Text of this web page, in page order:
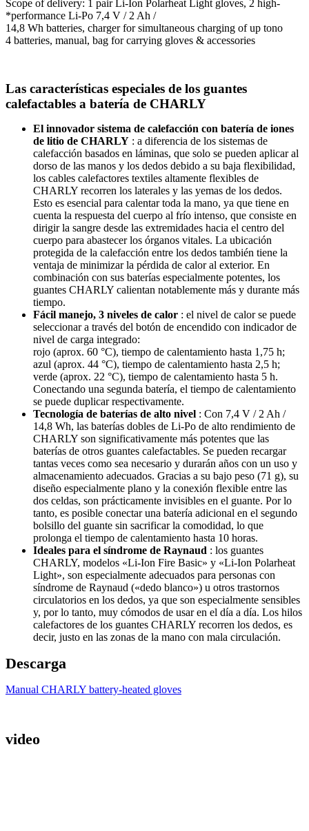
Scope of delivery: 1 pair Li-Ion Polarheat Light gloves, 2 high-
*performance Li-Po 7,4 V / 2 Ah /
14,8 Wh batteries, charger for simultaneous charging of up tono
4 batteries, manual, bag for carrying gloves & accessories
Las características especiales de los guantes
calefactables a batería de CHARLY
El innovador sistema de calefacción con batería de iones
de litio de CHARLY : a diferencia de los sistemas de
calefacción basados ​​en láminas, que solo se pueden aplicar al
dorso de las manos y los dedos debido a su baja flexibilidad,
los cables calefactores textiles altamente flexibles de
CHARLY recorren los laterales y las yemas de los dedos.
Esto es esencial para calentar toda la mano, ya que tiene en
cuenta la respuesta del cuerpo al frío intenso, que consiste en
dirigir la sangre desde las extremidades hacia el centro del
cuerpo para abastecer los órganos vitales. La ubicación
protegida de la calefacción entre los dedos también tiene la
ventaja de minimizar la pérdida de calor al exterior. En
combinación con sus baterías especialmente potentes, los
guantes CHARLY calientan notablemente más y durante más
tiempo.
Fácil manejo, 3 niveles de calor : el nivel de calor se puede
seleccionar a través del botón de encendido con indicador de
nivel de carga integrado:
rojo (aprox. 60 °C), tiempo de calentamiento hasta 1,75 h;
azul (aprox. 44 °C), tiempo de calentamiento hasta 2,5 h;
verde (aprox. 22 °C), tiempo de calentamiento hasta 5 h.
Conectando una segunda batería, el tiempo de calentamiento
se puede duplicar respectivamente.
Tecnología de baterías de alto nivel : Con 7,4 V / 2 Ah /
14,8 Wh, las baterías dobles de Li-Po de alto rendimiento de
CHARLY son significativamente más potentes que las
baterías de otros guantes calefactables. Se pueden recargar
tantas veces como sea necesario y durarán años con un uso y
almacenamiento adecuados. Gracias a su bajo peso (71 g), su
diseño especialmente plano y la conexión flexible entre las
dos celdas, son prácticamente invisibles en el guante. Por lo
tanto, es posible conectar una batería adicional en el segundo
bolsillo del guante sin sacrificar la comodidad, lo que
prolonga el tiempo de calentamiento hasta 10 horas.
Ideales para el síndrome de Raynaud : los guantes
CHARLY, modelos «Li-Ion Fire Basic» y «Li-Ion Polarheat
Light», son especialmente adecuados para personas con
síndrome de Raynaud («dedo blanco») u otros trastornos
circulatorios en los dedos, ya que son especialmente sensibles
y, por lo tanto, muy cómodos de usar en el día a día. Los hilos
calefactores de los guantes CHARLY recorren los dedos, es
decir, justo en las zonas de la mano con mala circulación.
Descarga
Manual CHARLY battery-heated gloves
video